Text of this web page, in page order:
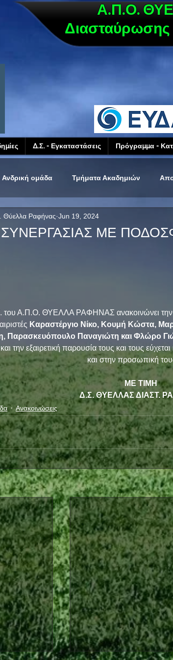
Α.Π.Ο.
Δ.Σ. - Εγκαταστάσεις Πρόγραμμα -
Ανδρική ομάδα Τμήματα Ακαδημιών
ΜΕ
Ραφήνας Jun 19, 2024
Α.Π.Ο. ΘΥΕΛΛΑ ΡΑΦΗΝΑΣ ανακοινώνει την
Καραστέργιο Νίκο, Κουμή Κώστα,
Παρασκευόπουλο Παναγιώτη και Φλώρο
την εξαιρετική παρουσία τους και τους
και στην προσωπική
ΜΕ ΤΙΜΗ
Δ.Σ. ΘΥΕΛΛΑΣ ΔΙΑΣΤ.
Ανακοινώσεις